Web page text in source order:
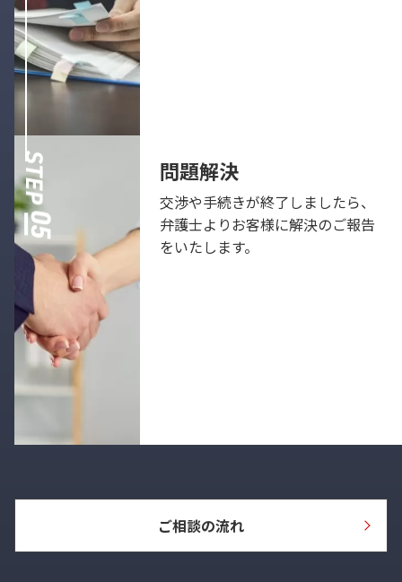
問題解決
交渉や手続きが終了しましたら、
弁護士よりお客様に解決のご報告
をいたします。
ご相談の流れ